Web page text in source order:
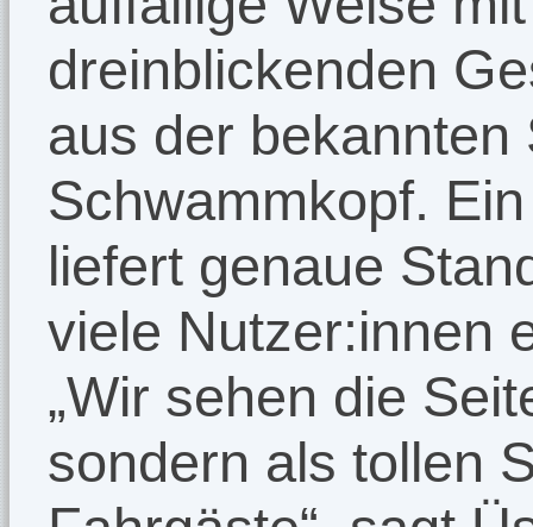
dreinblickenden
aus der bekannten
Schwammkopf.
liefert genaue
viele Nutzer:innen
„Wir sehen die
sondern als tollen